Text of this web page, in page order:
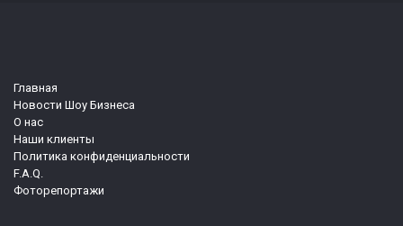
Главная
Новости Шоу Бизнеса
О нас
Наши клиенты
Политика конфиденциальности
F.A.Q.
Фоторепортажи